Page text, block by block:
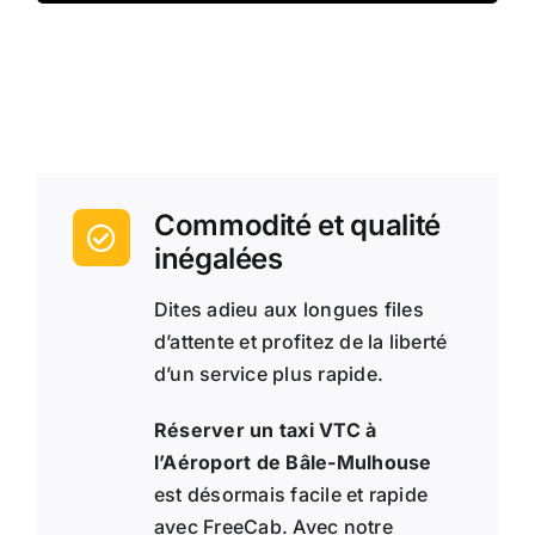
Commodité et qualité
inégalées
Dites adieu aux longues files
d’attente et profitez de la liberté
d’un service plus rapide.
Réserver un taxi VTC à
l’Aéroport de Bâle-Mulhouse
est désormais facile et rapide
avec FreeCab. Avec notre